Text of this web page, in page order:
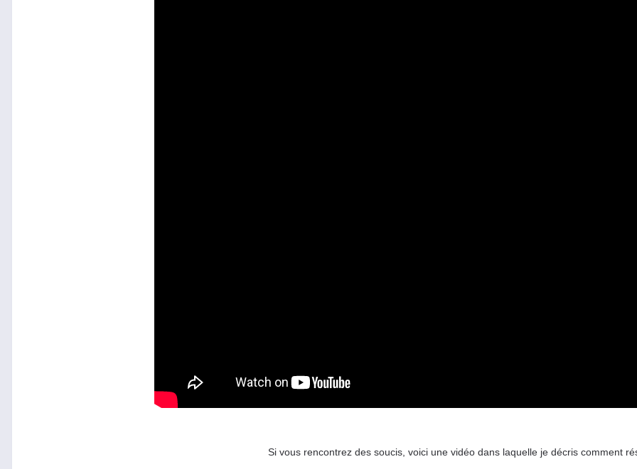
Si vous rencontrez des soucis, voici une vidéo dans laquelle je décris comment